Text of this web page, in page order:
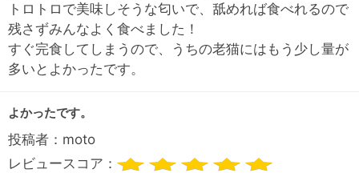
トロトロで美味しそうな匂いで、舐めれば食べれるので
残さずみんなよく食べました！
すぐ完食してしまうので、うちの老猫にはもう少し量が
多いとよかったです。
よかったです。
投稿者： moto
レビュースコア：